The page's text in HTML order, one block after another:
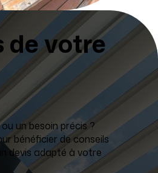
de votre
un besoin précis ?
bénéficier de conseils
devis adapté à votre